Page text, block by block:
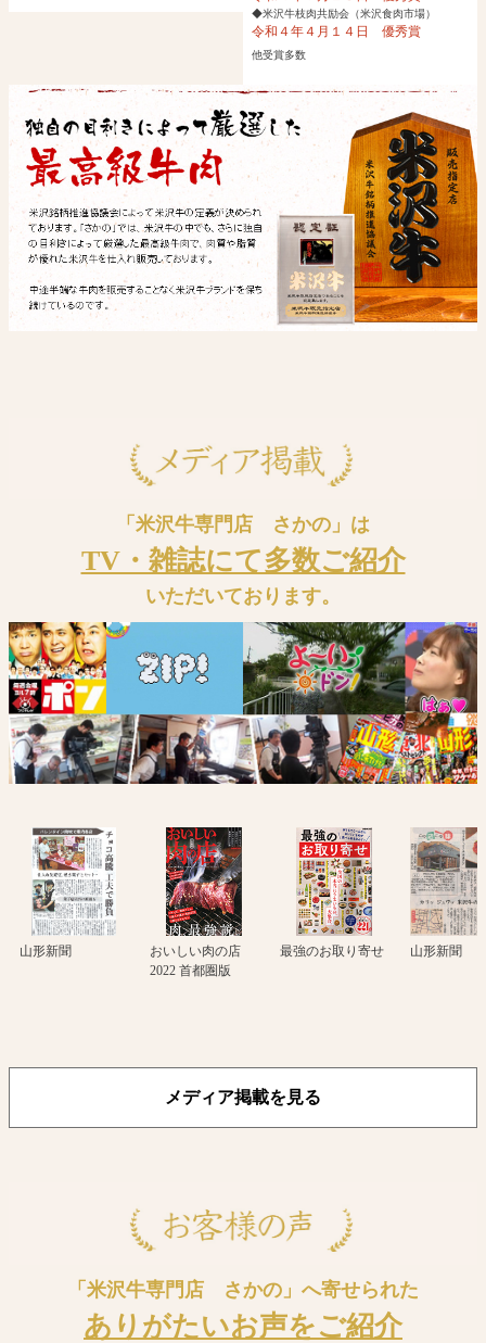
◆米沢牛枝肉共励会（米沢食肉市場）
令和４年４月１４日 優秀賞
他受賞多数
「米沢牛専門店 さかの」は
TV・雑誌にて多数ご紹介
いただいております。
山形新聞
おいしい肉の店
2022 首都圏版
最強のお取り寄せ 山形新聞
メディア掲載を見る
「米沢牛専門店 さかの」へ寄せられた
ありがたいお声をご紹介